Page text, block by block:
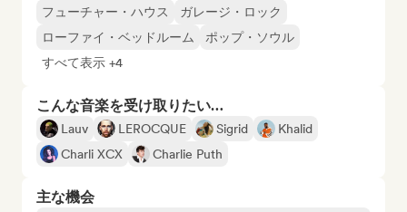
フューチャー・ハウス
ガレージ・ロック
ローファイ・ベッドルーム
ポップ・ソウル
すべて表示 +4
こんな音楽を受け取りたい…
Lauv LEROCQUE Sigrid
Khalid
Charli XCX
Charlie Puth
主な機会